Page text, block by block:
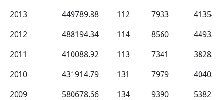
2013
449789.88 112 7933
2012
488194.34 114 8560
2011
410088.92 113 7341
2010
431914.79 131 7979
2009
580678.66 134 9390